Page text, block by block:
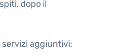
dopo il
servizi aggiuntivi: